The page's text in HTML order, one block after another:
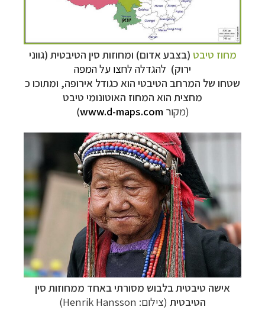
מחוז טיבט (בצבע אדום) ומחוזות סין הטיבטית (גווני
ירוק) להגדלה לחצו על המפה
שטחו של המרחב הטיבטי הוא כגודל אירופה, ומתוכו כ
מחצית הוא המחוז האוטונומי טיבט
(מקור www.d-maps.com
)
אישה טיבטית בלבוש מסורתי באחד ממחוזות סין
הטיבטית (צילום: Henrik Hansson)
תכנוןטיולים למזרח הרחוקלחצו לרשימת יעדים »
תכנוןטיולים לפולינזיה הצרפתיתלחצו לפרטים »
תכנון
טיולים לאוסטרליה וניו זילנדלחצו לרשימת
ההצעות »